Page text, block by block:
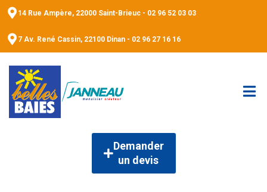
14 Rue Ampère, 22000 Saint-Brieuc - 02 96 52 03 03
7 Av. René Cassin, 22100 Dinan - 02 96 27 16 16
Demander
un devis